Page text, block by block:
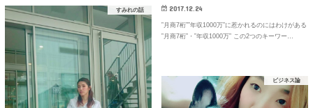
2017.12.24
”月商7桁””年収1000万”に惹かれるのにはわけがある
”月商7桁”・”年収1000万” この2つのキーワー…
すみれの話
ビジネス論